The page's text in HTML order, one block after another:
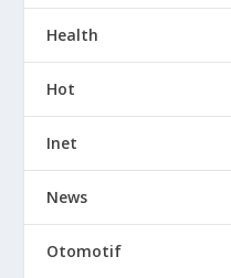
Health
Hot
Inet
News
Otomotif